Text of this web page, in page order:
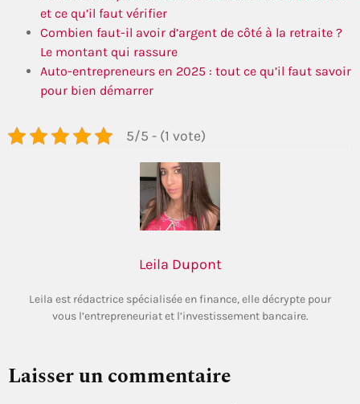
et ce qu’il faut vérifier
Combien faut-il avoir d’argent de côté à la retraite ?
Le montant qui rassure
Auto-entrepreneurs en 2025 : tout ce qu’il faut savoir
pour bien démarrer
5/5 - (1 vote)
Leila Dupont
Leila est rédactrice spécialisée en finance, elle décrypte pour
vous l’entrepreneuriat et l’investissement bancaire.
Laisser un commentaire